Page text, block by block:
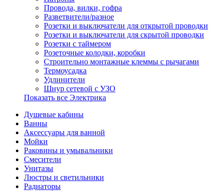
Провода, вилки, гофра
Разветвители/разное
Розетки и выключатели для открытой проводки
Розетки и выключатели для скрытой проводки
Розетки с таймером
Розеточные колодки, коробки
Строительно монтажные клеммы с рычагами
Термоусадка
Удлинители
Шнур сетевой с УЗО
Показать все Электрика
Душевые кабины
Ванны
Аксессуары для ванной
Мойки
Раковины и умывальники
Смесители
Унитазы
Люстры и светильники
Радиаторы